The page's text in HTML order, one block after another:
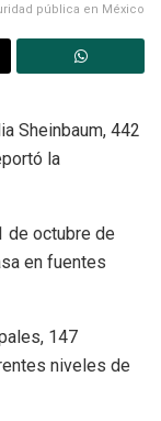
pública en México
Sheinbaum, 442
la
de octubre de
en fuentes
147
niveles de